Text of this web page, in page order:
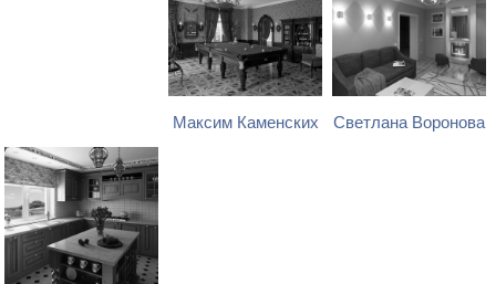
Максим Каменских Светлана Воронова